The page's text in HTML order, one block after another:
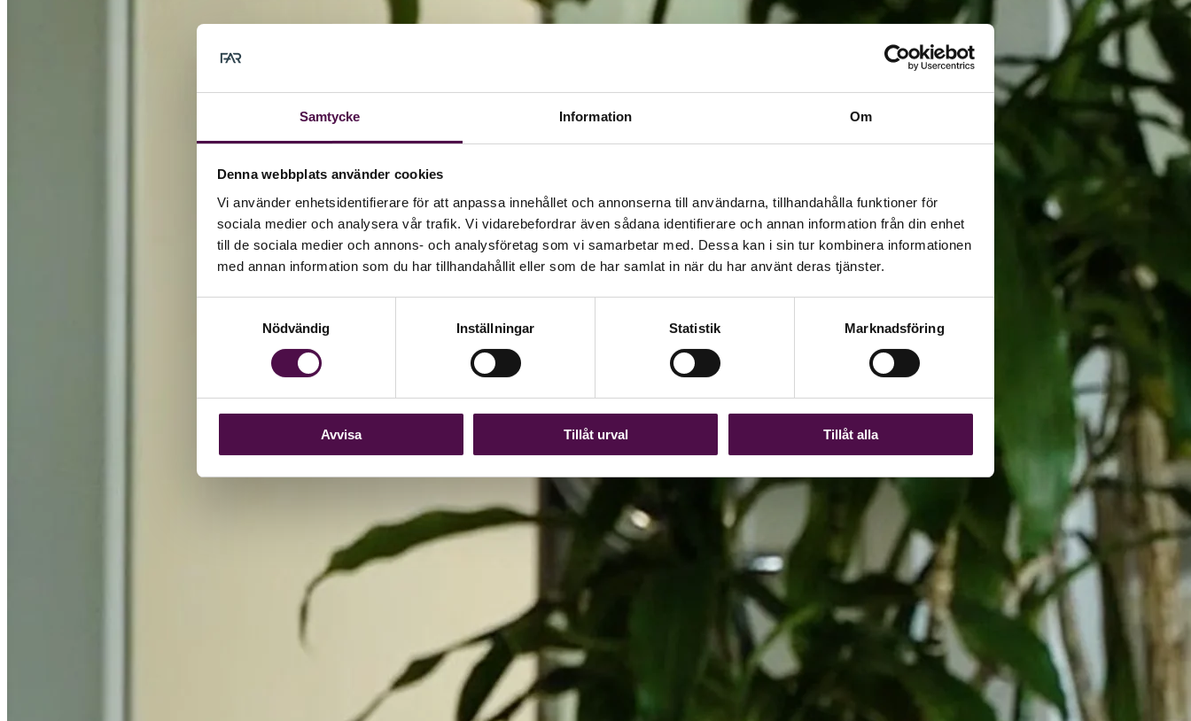
Samtycke Information Om
Denna webbplats använder cookies
Vi använder enhetsidentifierare för att anpassa innehållet och annonserna till användarna, tillhandahålla funktioner för
sociala medier och analysera vår trafik. Vi vidarebefordrar även sådana identifierare och annan information från din enhet
till de sociala medier och annons- och analysföretag som vi samarbetar med. Dessa kan i sin tur kombinera informationen
med annan information som du har tillhandahållit eller som de har samlat in när du har använt deras tjänster.
Nödvändig
Inställningar Statistik Marknadsföring
Avvisa Tillåt urval Tillåt alla